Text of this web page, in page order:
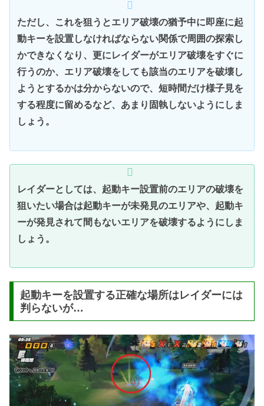
ただし、これを狙うとエリア破壊の猶予中に即座に起
動キーを設置しなければならない関係で周囲の探索し
かできなくなり、更にレイダーがエリア破壊をすぐに
行うのか、エリア破壊をしても該当のエリアを破壊し
ようとするかは分からないので、短時間だけ様子見を
する程度に留めるなど、あまり固執しないようにしま
しょう。
レイダーとしては、起動キー設置前のエリアの破壊を
狙いたい場合は起動キーが未発見のエリアや、起動キ
ーが発見されて間もないエリアを破壊するようにしま
しょう。
起動キーを設置する正確な場所はレイダーには
判らないが…